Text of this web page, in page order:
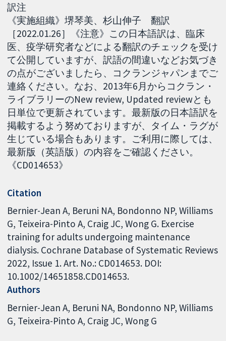
訳注
《実施組織》堺琴美、杉山伸子 翻訳
［2022.01.26］《注意》この日本語訳は、臨床
医、疫学研究者などによる翻訳のチェックを受け
て公開していますが、訳語の間違いなどお気づき
の点がございましたら、コクランジャパンまでご
連絡ください。なお、2013年6月からコクラン・
ライブラリーのNew review, Updated reviewとも
日単位で更新されています。最新版の日本語訳を
掲載するよう努めておりますが、タイム・ラグが
生じている場合もあります。ご利用に際しては、
最新版（英語版）の内容をご確認ください。
《CD014653》
Citation
Bernier-Jean A, Beruni NA, Bondonno NP, Williams
G, Teixeira-Pinto A, Craig JC, Wong G. Exercise
training for adults undergoing maintenance
dialysis. Cochrane Database of Systematic Reviews
2022, Issue 1. Art. No.: CD014653. DOI:
10.1002/14651858.CD014653.
Authors
Bernier-Jean A Beruni NA Bondonno NP Williams
G Teixeira-Pinto A Craig JC Wong G